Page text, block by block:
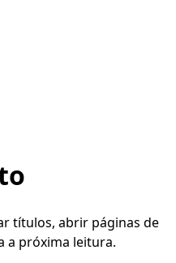
títulos, abrir páginas de
a próxima leitura.